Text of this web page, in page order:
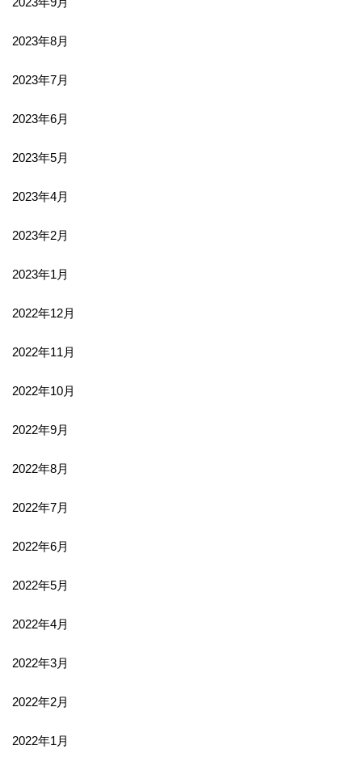
2023年8月
2023年7月
2023年6月
2023年5月
2023年4月
2023年2月
2023年1月
2022年12月
2022年11月
2022年10月
2022年9月
2022年8月
2022年7月
2022年6月
2022年5月
2022年4月
2022年3月
2022年2月
2022年1月